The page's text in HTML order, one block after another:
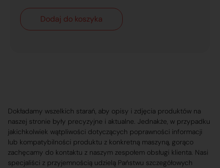
Dodaj do koszyka
Dokładamy wszelkich starań, aby opisy i zdjęcia produktów na
naszej stronie były precyzyjne i aktualne. Jednakże, w przypadku
jakichkolwiek wątpliwości dotyczących poprawności informacji
lub kompatybilności produktu z konkretną maszyną, gorąco
zachęcamy do kontaktu z naszym zespołem obsługi klienta. Nasi
specjaliści z przyjemnością udzielą Państwu szczegółowych